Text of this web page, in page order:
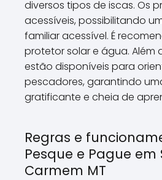
diversos tipos de iscas. Os
acessíveis, possibilitando
familiar acessível. É
protetor solar e água. Além
estão disponíveis para
pescadores, garantindo
gratificante e cheia de
Regras e
Pesque e Pague em
Carmem MT